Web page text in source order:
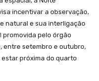
incentivar a observação,
natural e sua interligação
promovida pelo órgão
entre setembro e outubro,
próxima do quarto